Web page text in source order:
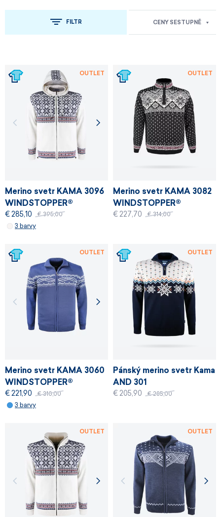
FILTR CENY SESTUPNĚ
Merino svetr KAMA 3096
WINDSTOPPER®
€ 285,10 € 395,00
3 barvy
OUTLET
Merino svetr KAMA 3082
WINDSTOPPER®
€ 227,70 € 314,00
OUTLET
Merino svetr KAMA 3060
WINDSTOPPER®
€ 221,90 € 310,00
3 barvy
OUTLET
Pánský merino svetr Kama
AND 301
WINDSTOPPER®
€ 205,90 € 285,00
OUTLET
OUTLET OUTLET